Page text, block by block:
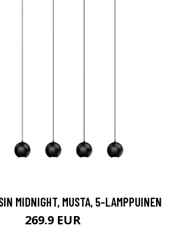
MIDNIGHT, MUSTA, 5-LAMPPUINEN
269.9 EUR